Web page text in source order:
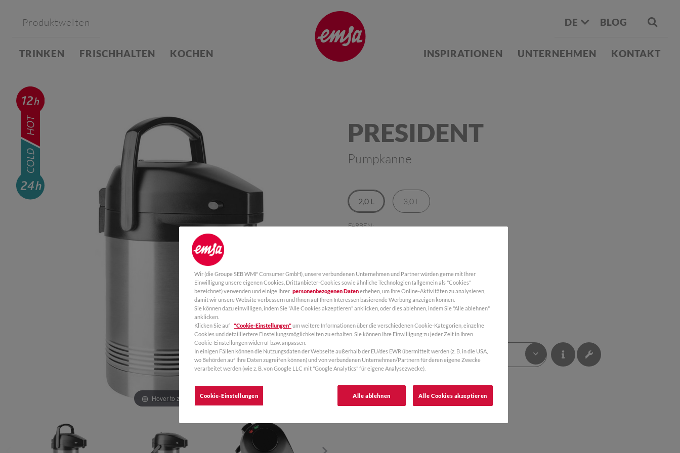
Produktwelten
TRINKEN FRISCHHALTEN KOCHEN
DE BLOG
INSPIRATIONEN UNTERNEHMEN KONTAKT
Hover to zoom
PRESIDENT
Pumpkanne
2,0 L 3,0 L
FARBEN:
KAUFEN
PRODUKT INFORMATIONEN
Wir (die Groupe SEB WMF Consumer GmbH), unsere verbundenen Unternehmen und Partner würden gerne mit Ihrer
Einwilligung unsere eigenen Cookies, Drittanbieter-Cookies sowie ähnliche Technologien (allgemein als "Cookies"
bezeichnet) verwenden und einige Ihrer personenbezogenen Datenerheben, um Ihre Online-Aktivitäten zu analysieren,
damit wir unsere Website verbessern und Ihnen auf Ihren Interessen basierende Werbung anzeigen können.
Sie können dazu einwilligen, indem Sie "Alle Cookies akzeptieren" anklicken, oder dies ablehnen, indem Sie "Alle ablehnen"
anklicken.
Klicken Sie auf "Cookie-Einstellungen"um weitere Informationen über die verschiedenen Cookie-Kategorien, einzelne
Cookies und detailliertere Einstellungsmöglichkeiten zu erhalten. Sie können Ihre Einwilligung zu jeder Zeit in Ihren
Cookie-Einstellungen widerruf bzw. anpassen.
In einigen Fällen können die Nutzungsdaten der Webseite außerhalb der EU/des EWR übermittelt werden (z. B. in die USA,
wo Behörden auf Ihre Daten zugreifen können) und von verbundenen Unternehmen/Partnern für deren eigene Zwecke
verarbeitet werden (wie z. B. von Google LLC mit "Google Analytics" für eigene Analysezwecke).
Alle ablehnen Alle Cookies akzeptieren
Cookie-Einstellungen